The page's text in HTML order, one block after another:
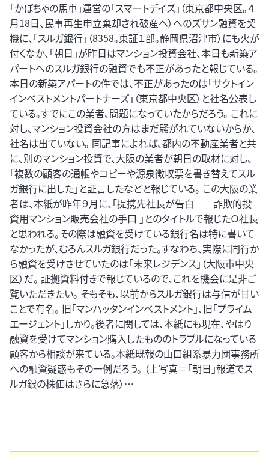
「かぼちゃの馬車」運営の「スマートデイズ」（東京都中央区。４
月18日、民事再生申立棄却され破産へ）へのズサン融資を契
機に、「スルガ銀行」（8358。東証１部。静岡県沼津市）にも火が
付くなか、「朝日」が昨日はマンション投資会社、本日も新築ア
パートへのスルガ銀行の融資でも不正があったと報じている。
本日の新築アパートの件では、不正があったのは「サクトイン
インベストメントパートナーズ」（東京都中央区）と社名公表し
ている。すでにこの業者、問題になっていたからだろう。 これに
対し、マンション投資会社の方はまだ騒がれていないからか、
社名は出ていない。 同記事によれば、都内の不動産業者と共
に、別のマンション投資で、大阪の業者が朝日の取材に対し、
「複数の顧客の通帳やコピーや源泉徴収票を書き替えてスル
ガ銀行に出した」と証言したなどと報じている。 この大阪の業
者は、本紙が昨年９月に、「提携先社長が告白――詐欺的投
資用マンション販売会社の手口 」とのタイトルで報じたＯ社長
と思われる。その際は融資を受けている銀行名は特に書いて
なかったが、むろんスルガ銀行だった。すなわち、実際に同行か
ら融資を受けさせていたのは「未来レジデンス」（大阪市中央
区）だ。 証拠資料付きで報じているので、これを機会に是非ご
覧いただきたい。 そもそも、以前からスルガ銀行は与信が甘い
ことで有名。 旧「マンハッタンインベストメント」、旧「プライム
エージェント」しかり。後者に関しては、本紙にも現在、やはり
融資を受けてマンション購入したもののトラブルになっている
顧客から相談が来ている。本紙既報の山口組系暴力団事務所
への融資疑惑もその一例だろう。 （上写真＝「朝日」報道でス
ルガ銀の株価はさらに急落）…